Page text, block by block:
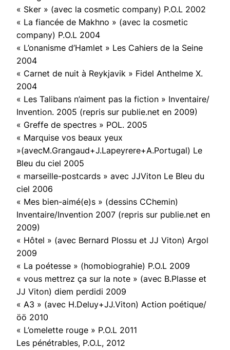
« Sker » (avec la cosmetic company) P.O.L 2002
« La fiancée de Makhno » (avec la cosmetic
company) P.O.L 2004
« L’onanisme d’Hamlet » Les Cahiers de la Seine
2004
« Carnet de nuit à Reykjavik » Fidel Anthelme X.
2004
« Les Talibans n’aiment pas la fiction » Inventaire/
Invention. 2005 (repris sur publie.net en 2009)
« Greffe de spectres » POL. 2005
« Marquise vos beaux yeux
»(avecM.Grangaud+J.Lapeyrere+A.Portugal) Le
Bleu du ciel 2005
« marseille-postcards » avec JJViton Le Bleu du
ciel 2006
« Mes bien-aimé(e)s » (dessins CChemin)
Inventaire/Invention 2007 (repris sur publie.net en
2009)
« Hôtel » (avec Bernard Plossu et JJ Viton) Argol
2009
« La poétesse » (homobiograhie) P.O.L 2009
« vous mettrez ça sur la note » (avec B.Plasse et
JJ Viton) diem perdidi 2009
« A3 » (avec H.Deluy+JJ.Viton) Action poétique/
öö 2010
« L’omelette rouge » P.O.L 2011
Les pénétrables, P.O.L, 2012